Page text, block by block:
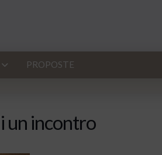
PROPOSTE
un incontro